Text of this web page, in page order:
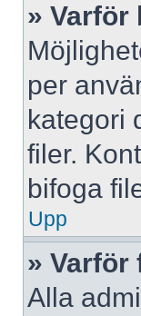
» Varför
per
kategori
filer.
bifoga
Upp
» Varför
Alla